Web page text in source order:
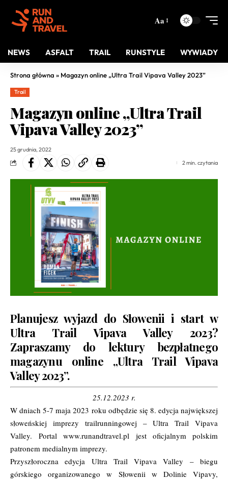
Aa
NEWS ASFALT TRAIL RUNSTYLE WYWIADY
Strona główna » Magazyn online „Ultra Trail Vipava Valley 2023”
Trail
Magazyn online „Ultra Trail
Vipava Valley 2023”
25 grudnia, 2022
2 min. czytania
Planujesz wyjazd do Słowenii i start w
Ultra Trail Vipava Valley2023?
Zapraszamy do lektury bezpłatnego
magazynu online „Ultra Trail Vipava
Valley 2023”.
25.12.2023 r.
W dniach 5-7 maja 2023 roku odbędzie się 8. edycja największej
słoweńskiej imprezy trailrunningowej –Ultra Trail Vipava
Valley. Portal www.runandtravel.pl jest oficjalnym polskim
patronem medialnym imprezy.
Przyszłoroczna edycja Ultra Trail Vipava Valley – biegu
górskiego organizowanego w Słowenii w Dolinie Vipavy,